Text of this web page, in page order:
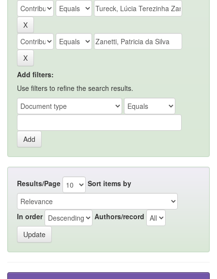
Add filters:
Use filters to refine the search results.
Results/Page Sort items by
In order Authors/record